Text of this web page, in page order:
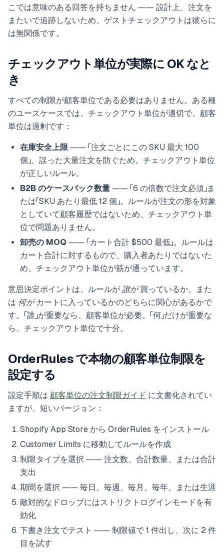
こでは意味のある回答を持ちません ―― 設計上、注文を
またいで追跡しないため、ゲストチェックアウトは彼らに
は無関係です。
チェックアウト単位が実際に OK なと
き
すべての制限が顧客単位である必要はありません。ある種
のユースケースでは、チェックアウト単位が適切で、顧客
単位は過剰です：
在庫安全上限 ―― 「注文ごとにこの SKU 最大 100
個」、誤った大量注文を防ぐため。チェックアウト単位
が正しいルール。
B2B のケースパック数量 ―― 「6 の倍数で注文必須」ま
たは「SKU あたり最低 12 個」。ルールが注文の形を対象
としていて顧客履歴ではないため、チェックアウト単
位で問題ありません。
卸売の MOQ ―― 「カート合計 $500 最低」。ルールは
カート合計に対するもので、購入者あたりではないた
め、チェックアウト単位が筋が通っています。
意思決定ポイントは、ルールが 誰が買っているか、また
は 何がカートに入っているかのどちらに関心があるかで
す。「誰」が重要なら、顧客単位が必要。「何」だけが重要な
ら、チェックアウト単位で十分。
OrderRules で本物の顧客単位制限を
設定する
設定手順は 顧客単位の注文制限ガイド に文書化されてい
ますが、短いバージョン：
Shopify App Store から OrderRules をインストール
Customer Limits に移動してルールを作成
制限タイプを選択 ―― 注文数、合計数量、または合計
支出
期間を選択 ―― 毎日、毎週、毎月、毎年、または生涯
敵対的なドロップにはストリクトログインモードを有
効化
下書き注文でテスト ―― 制限値で 1 件出し、次に 2 件
目を試す